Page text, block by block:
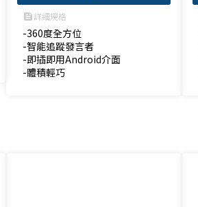
feed詳細規格
-360度全方位
-智能追蹤發言者
-即插即用Android介面
-體積輕巧